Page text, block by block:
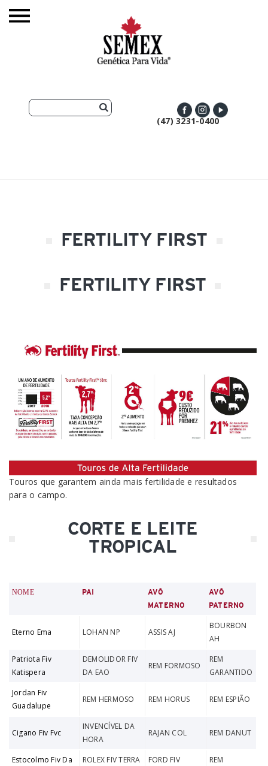
(47) 3231-0400
FERTILITY FIRST
FERTILITY FIRST
Touros que garantem ainda mais fertilidade e resultados
para o campo.
CORTE E LEITE
TROPICAL
NOME PAI
AVÔ
MATERNO
AVÔ
PATERNO
Eterno Ema LOHAN NP ASSIS AJ
BOURBON
AH
Patriota Fiv
Katispera
DEMOLIDOR FIV
DA EAO
REM FORMOSO
REM
GARANTIDO
Jordan Fiv
Guadalupe
REM HERMOSO REM HORUS REM ESPIÃO
Cigano Fiv Fvc
INVENCÍVEL DA
HORA
RAJAN COL REM DANUT
Estocolmo Fiv Da
ROLEX FIV TERRA
FORD FIV
REM